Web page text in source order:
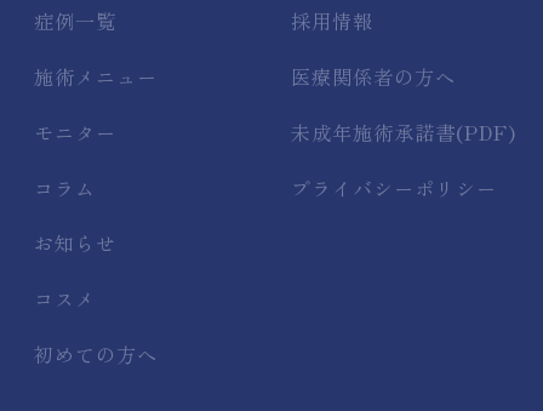
症例一覧
施術メニュー
モニター
コラム
お知らせ
コスメ
初めての方へ
採用情報
医療関係者の方へ
未成年施術承諾書(PDF)
プライバシーポリシー